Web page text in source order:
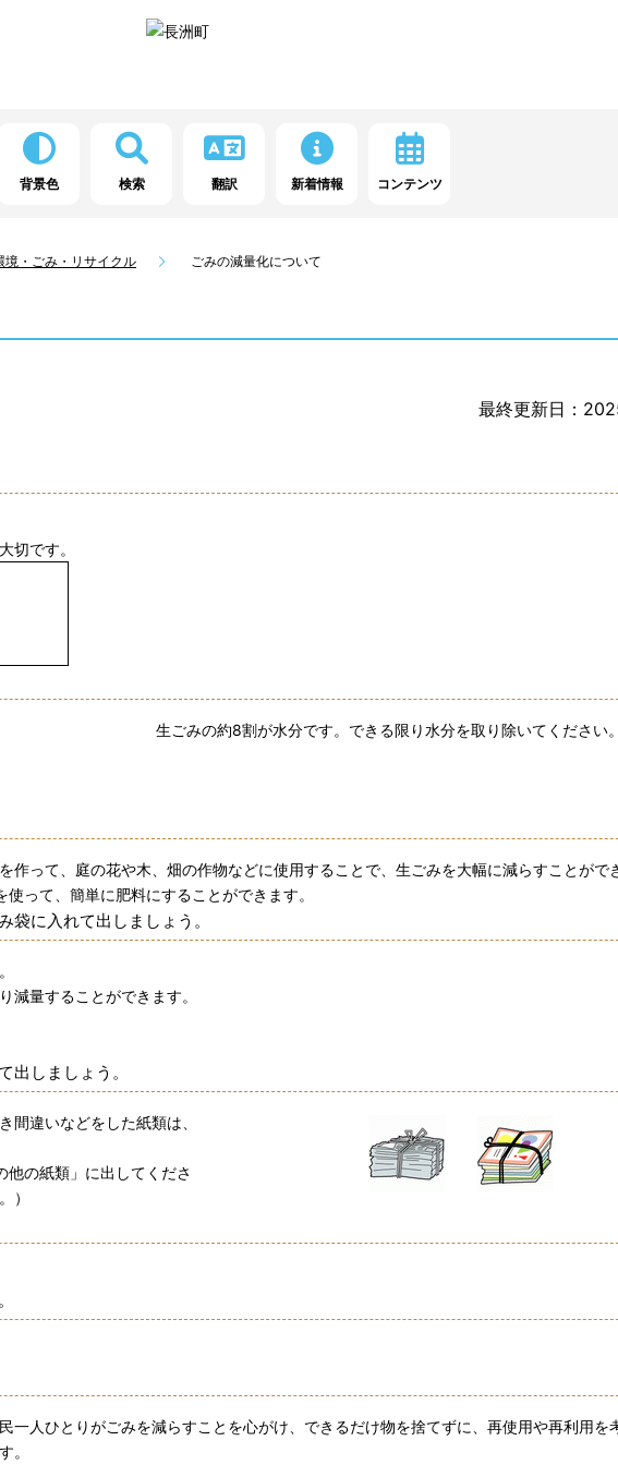
背景色 検索 翻訳 新着情報 コンテンツ
境・ごみ・リサイクル ごみの減量化について
最終更新日：
切です。
生ごみの約8割が水分です。できる限り水分を取り除いてください。
って、庭の花や木、畑の作物などに使用することで、生ごみを大幅に減らすことがで
って、簡単に肥料にすることができます。
に入れて出しましょう。
減量することができます。
しましょう。
間違いなどをした紙類は、
の紙類」に出してくださ
）
一人ひとりがごみを減らすことを心がけ、できるだけ物を捨てずに、再使用や再利用を
。